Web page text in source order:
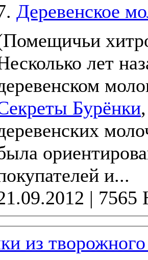
Деревенское
лет
Бурёнки
молочных
и...
из творожного